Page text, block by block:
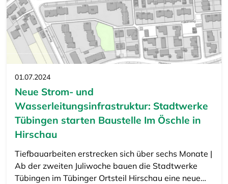
01.07.2024
Neue Strom- und
Wasserleitungsinfrastruktur: Stadtwerke
Tübingen starten Baustelle Im Öschle in
Hirschau
Tiefbauarbeiten erstrecken sich über sechs Monate |
Ab der zweiten Juliwoche bauen die Stadtwerke
Tübingen im Tübinger Ortsteil Hirschau eine neue…